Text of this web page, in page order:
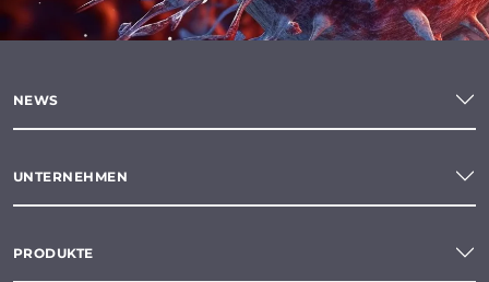
NEWS
UNTERNEHMEN
PRODUKTE